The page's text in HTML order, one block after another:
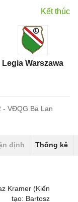
Kết thúc
Legia Warszawa
- VĐQG Ba Lan
định Thống kê
Kramer (Kiến
tạo: Bartosz